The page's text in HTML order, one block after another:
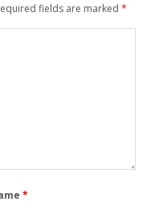
fields are marked *
*